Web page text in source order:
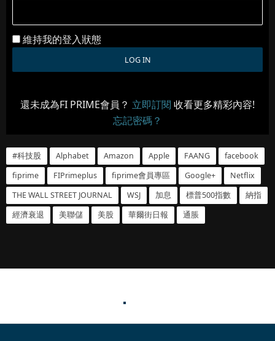
維持我的登入狀態
還未成為FI PRIME會員？ 立即訂閱 收看更多精彩內容!
忘記密碼？
#科技股 Alphabet Amazon Apple FAANG
facebook
fiprime
FIPrimeplus fiprime會員專區 Google+
Netflix
THE WALL STREET JOURNAL
WSJ 加息 標普500指數
納指
經濟衰退
美聯儲 美股 華爾街日報 通脹